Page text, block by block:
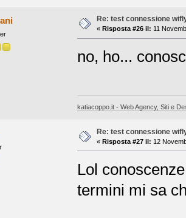
Re: test connessione
« Risposta #26 il: 11
no, ho...
katiacoppo.it - Web Agency, Siti e
Re: test connessione
« Risposta #27 il: 12
Lol
termini mi sa